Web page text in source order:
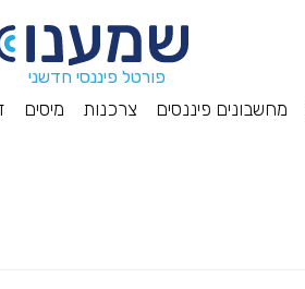
פורטל פיננסי חדשני
מחשבונים פיננסים צרכנות מיסים